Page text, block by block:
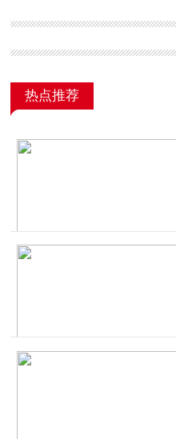
热点推荐